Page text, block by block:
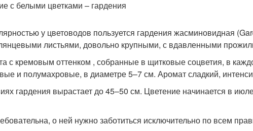
с белыми цветками – гардения
у цветоводов пользуется гардения жасминовидная
листьями, довольно крупными, с вдавленными
с кремовым оттенком , собранные в щитковые соцветия, в
и полумахровые, в диаметре 5–7 см. Аромат сладкий,
гардения вырастает до 45–50 см. Цветение начинается в
о ней нужно заботиться исключительно по всем